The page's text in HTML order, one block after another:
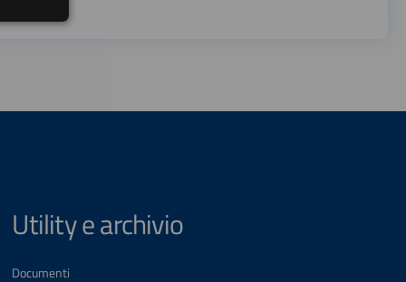
Utility e archivio
Documenti